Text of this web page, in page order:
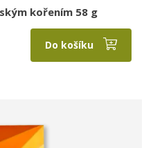
kořením 58 g
Do košíku